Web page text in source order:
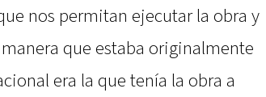
nos permitan ejecutar la obra y
que estaba originalmente
era la que tenía la obra a